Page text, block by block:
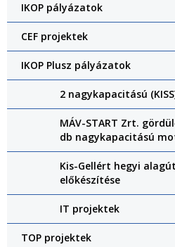
IKOP pályázatok
CEF projektek
IKOP Plusz pályázatok
2 nagykapacitású
MÁV-START Zrt.
db nagykapacitású
Kis-Gellért hegyi
előkészítése
IT projektek
TOP projektek